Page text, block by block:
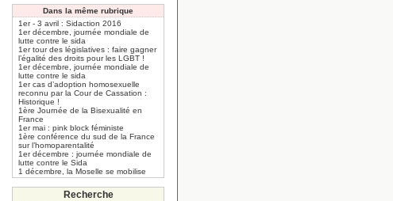
Dans la même rubrique
1er - 3 avril : Sidaction 2016
1er décembre, journée mondiale de
lutte contre le sida
1er tour des législatives : faire gagner
l’égalité des droits pour les LGBT !
1er décembre, journée mondiale de
lutte contre le sida
1er cas d’adoption homosexuelle
reconnu par la Cour de Cassation :
Historique !
1ère Journée de la Bisexualité en
France
1er mai : pink block féministe
1ère conférence du sud de la France
sur l’homoparentalité
1er décembre : journée mondiale de
lutte contre le Sida
1 décembre, la Moselle se mobilise
Recherche